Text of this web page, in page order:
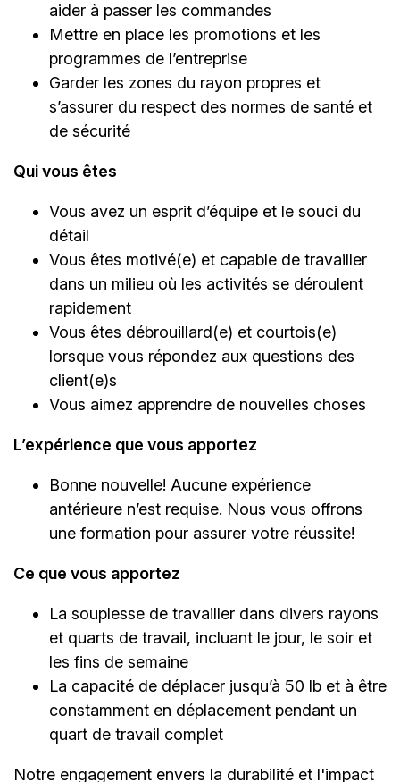
aider à passer les commandes
Mettre en place les promotions et les
programmes de l’entreprise
Garder les zones du rayon propres et
s’assurer du respect des normes de santé et
de sécurité
Qui vous êtes
Vous avez un esprit d’équipe et le souci du
détail
Vous êtes motivé(e) et capable de travailler
dans un milieu où les activités se déroulent
rapidement
Vous êtes débrouillard(e) et courtois(e)
lorsque vous répondez aux questions des
client(e)s
Vous aimez apprendre de nouvelles choses
L’expérience que vous apportez
Bonne nouvelle! Aucune expérience
antérieure n’est requise. Nous vous offrons
une formation pour assurer votre réussite!
Ce que vous apportez
La souplesse de travailler dans divers rayons
et quarts de travail, incluant le jour, le soir et
les fins de semaine
La capacité de déplacer jusqu’à 50 lb et à être
constamment en déplacement pendant un
quart de travail complet
Notre engagement envers la durabilité et l'impact